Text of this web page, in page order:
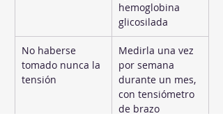
hemoglobina
glicosilada
No haberse
tomado nunca la
tensión
Medirla una vez
por semana
durante un mes,
con tensiómetro
de brazo